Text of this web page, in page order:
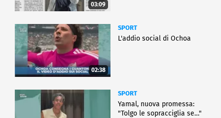
03:09
02:38
SPORT
L'addio social di Ochoa
SPORT
Yamal, nuova promessa:
"Tolgo le sopracciglia se…"